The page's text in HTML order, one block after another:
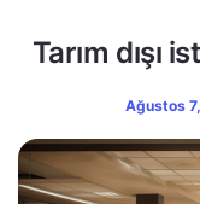
Tarım dışı
Ağustos